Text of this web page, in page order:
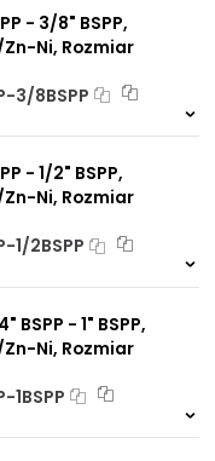
- 3/8" BSPP,
Ni, Rozmiar
3/8BSPP
- 1/2" BSPP,
Ni, Rozmiar
1/2BSPP
- 1" BSPP,
Ni, Rozmiar
1BSPP